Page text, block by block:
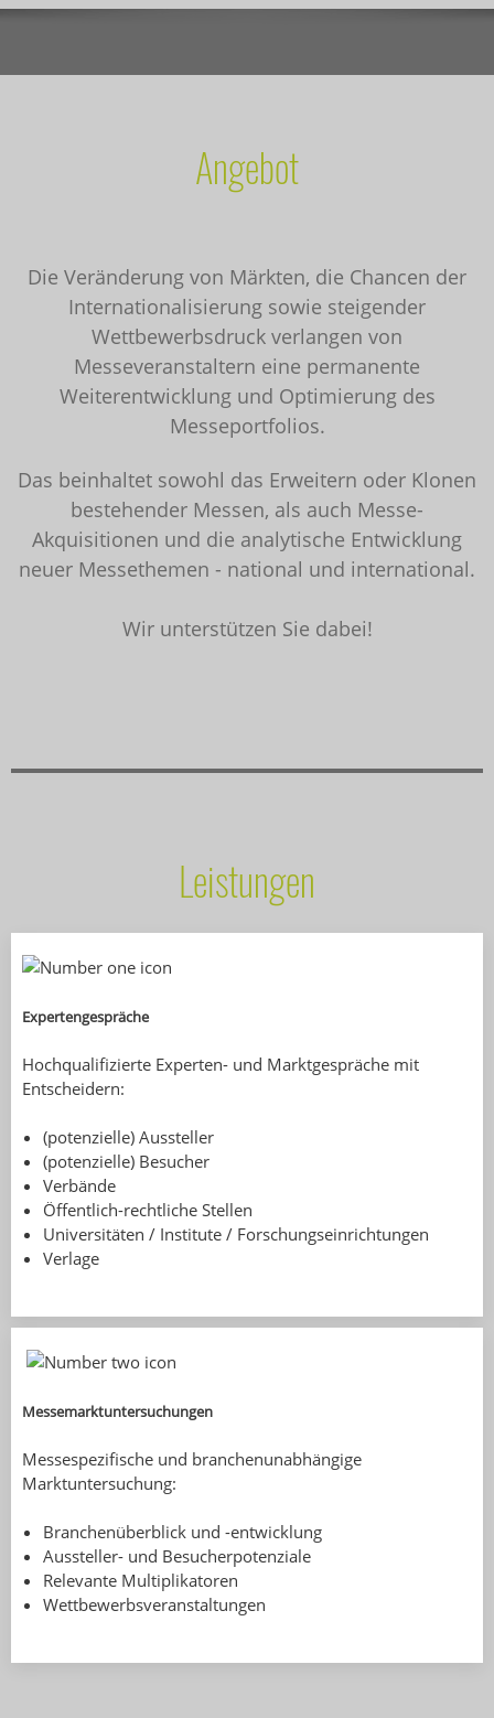
Angebot
Die Veränderung von Märkten, die Chancen der
Internationalisierung sowie steigender
Wettbewerbsdruck verlangen von
Messeveranstaltern eine permanente
Weiterentwicklung und Optimierung des
Messeportfolios.
Das beinhaltet sowohl das Erweitern oder Klonen
bestehender Messen, als auch Messe-
Akquisitionen und die analytische Entwicklung
neuer Messethemen - national und international.
Wir unterstützen Sie dabei!
Leistungen
Expertengespräche
Hochqualifizierte Experten- und Marktgespräche mit
Entscheidern:
(potenzielle) Aussteller
(potenzielle) Besucher
Verbände
Öffentlich-rechtliche Stellen
Universitäten / Institute / Forschungseinrichtungen
Verlage
Messemarktuntersuchungen
Messespezifische und branchenunabhängige
Marktuntersuchung:
Branchenüberblick und -entwicklung
Aussteller- und Besucherpotenziale
Relevante Multiplikatoren
Wettbewerbsveranstaltungen